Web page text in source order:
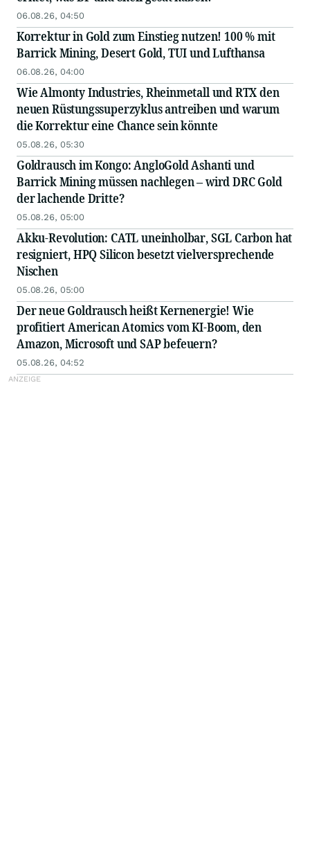
06.08.26, 04:50
Korrektur in Gold zum Einstieg nutzen! 100 % mit
Barrick Mining, Desert Gold, TUI und Lufthansa
06.08.26, 04:00
Wie Almonty Industries, Rheinmetall und RTX den
neuen Rüstungssuperzyklus antreiben und warum
die Korrektur eine Chance sein könnte
05.08.26, 05:30
Goldrausch im Kongo: AngloGold Ashanti und
Barrick Mining müssen nachlegen – wird DRC Gold
der lachende Dritte?
05.08.26, 05:00
Akku-Revolution: CATL uneinholbar, SGL Carbon hat
resigniert, HPQ Silicon besetzt vielversprechende
Nischen
05.08.26, 05:00
Der neue Goldrausch heißt Kernenergie! Wie
profitiert American Atomics vom KI-Boom, den
Amazon, Microsoft und SAP befeuern?
05.08.26, 04:52